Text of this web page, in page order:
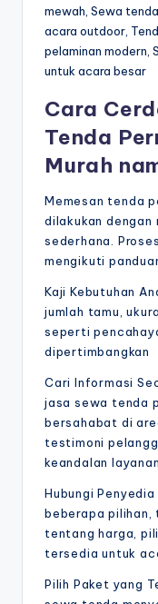
mewah, Sewa
acara outdoor,
pelaminan modern,
untuk acara besar
Cara
Tenda
Murah
Memesan tenda
dilakukan
sederhana.
mengikuti
Kaji Kebutuhan
jumlah tamu,
seperti
dipertimbangkan
Cari Informasi
jasa sewa tenda
bersahabat di
testimoni
keandalan
Hubungi
beberapa pilihan,
tentang harga,
tersedia untuk
Pilih Paket yang